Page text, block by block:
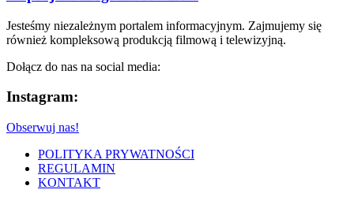
Jesteśmy niezależnym portalem informacyjnym. Zajmujemy się
również kompleksową produkcją filmową i telewizyjną.
Dołącz do nas na social media:
Instagram:
Obserwuj nas!
POLITYKA PRYWATNOŚCI
REGULAMIN
KONTAKT